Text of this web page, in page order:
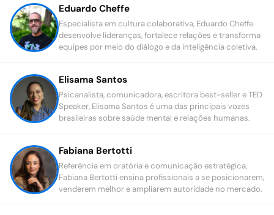
Eduardo Cheffe
Especialista em cultura colaborativa, Eduardo Cheffe
desenvolve lideranças, fortalece relações e transforma
equipes por meio do diálogo e da inteligência coletiva.
Elisama Santos
Psicanalista, comunicadora, escritora best-seller e TED
Speaker, Elisama Santos é uma das principais vozes
brasileiras sobre saúde mental e relações humanas.
Fabiana Bertotti
Referência em oratória e comunicação estratégica,
Fabiana Bertotti ensina profissionais a se posicionarem,
venderem melhor e ampliarem autoridade no mercado.